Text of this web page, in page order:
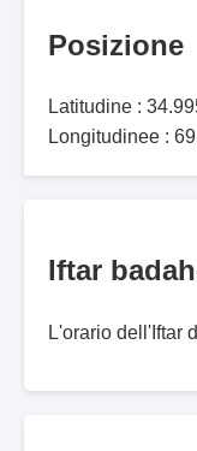
Posizione
Latitudine :
Longitudinee :
Iftar
L'orario dell'Iftar